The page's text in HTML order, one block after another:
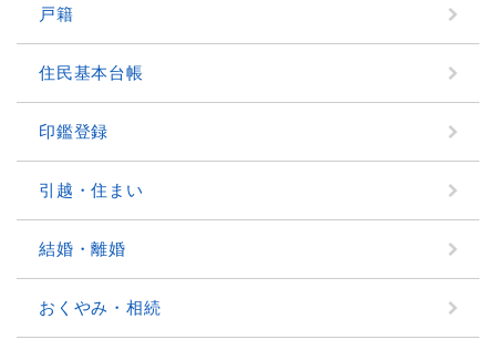
戸籍
住民基本台帳
印鑑登録
引越・住まい
結婚・離婚
おくやみ・相続